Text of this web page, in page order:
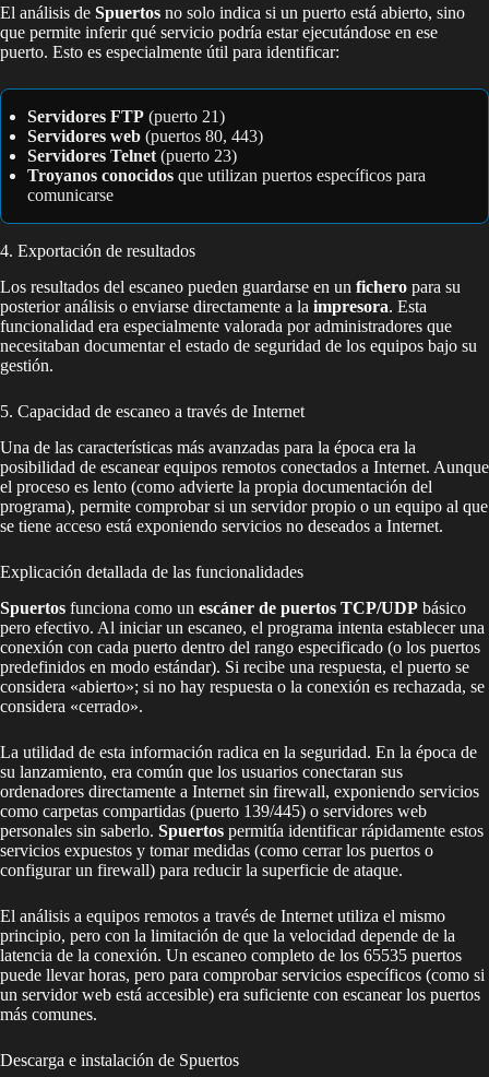
El análisis de Spuertos no solo indica si un puerto está abierto, sino
que permite inferir qué servicio podría estar ejecutándose en ese
puerto. Esto es especialmente útil para identificar:
Servidores FTP (puerto 21)
Servidores web (puertos 80, 443)
Servidores Telnet(puerto 23)
Troyanos conocidos que utilizan puertos específicos para
comunicarse
4. Exportación de resultados
Los resultados del escaneo pueden guardarse en un fichero para su
posterior análisis o enviarse directamente a la impresora. Esta
funcionalidad era especialmente valorada por administradores que
necesitaban documentar el estado de seguridad de los equipos bajo su
gestión.
5. Capacidad de escaneo a través de Internet
Una de las características más avanzadas para la época era la
posibilidad de escanear equipos remotos conectados a Internet. Aunque
el proceso es lento (como advierte la propia documentación del
programa), permite comprobar si un servidor propio o un equipo al que
se tiene acceso está exponiendo servicios no deseados a Internet.
Explicación detallada de las funcionalidades
Spuertos funciona como un escáner de puertos TCP/UDP básico
pero efectivo. Al iniciar un escaneo, el programa intenta establecer una
conexión con cada puerto dentro del rango especificado (o los puertos
predefinidos en modo estándar). Si recibe una respuesta, el puerto se
considera «abierto»; si no hay respuesta o la conexión es rechazada, se
considera «cerrado».
La utilidad de esta información radica en la seguridad. En la época de
su lanzamiento, era común que los usuarios conectaran sus
ordenadores directamente a Internet sin firewall, exponiendo servicios
como carpetas compartidas (puerto 139/445) o servidores web
personales sin saberlo. Spuertos permitía identificar rápidamente estos
servicios expuestos y tomar medidas (como cerrar los puertos o
configurar un firewall) para reducir la superficie de ataque.
El análisis a equipos remotos a través de Internet utiliza el mismo
principio, pero con la limitación de que la velocidad depende de la
latencia de la conexión. Un escaneo completo de los 65535 puertos
puede llevar horas, pero para comprobar servicios específicos (como si
un servidor web está accesible) era suficiente con escanear los puertos
más comunes.
Descarga e instalación de Spuertos